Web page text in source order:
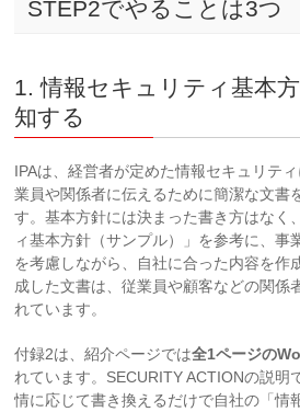
STEP2でやることは3つ
1. 情報セキュリティ基本
知する
IPAは、経営者が定めた情報セキュリテ
業員や関係者に伝えるために簡潔な文書
す。基本方針には決まった書き方はなく
ィ基本方針（サンプル）」を参考に、事
を考慮しながら、自社に合った内容を作
成した文書は、従業員や顧客などの関係
れています。
付録2は、紹介ページでは全1ページの
れています。SECURITY ACTIONの説明
情に応じて書き換えるだけで自社の「情